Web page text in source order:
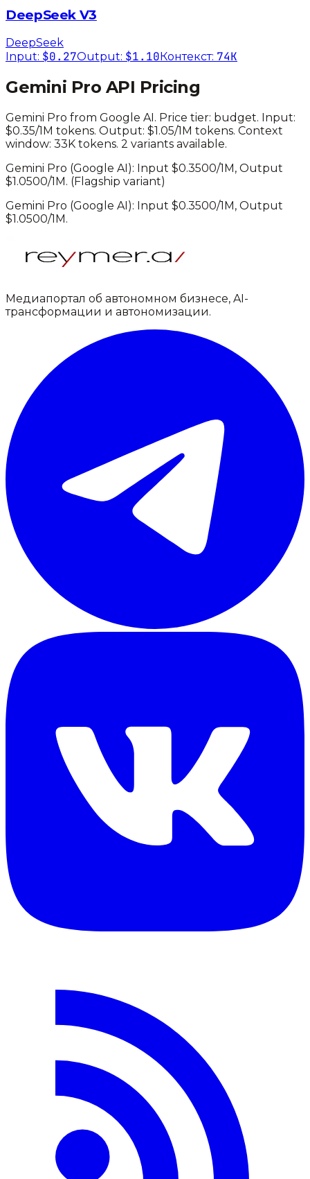
DeepSeek V3
DeepSeek
Input: $0.27Output: $1.10 Контекст: 74K
Gemini Pro API Pricing
Gemini Pro from Google AI. Price tier: budget. Input:
$0.35/1M tokens. Output: $1.05/1M tokens. Context
window: 33K tokens. 2 variants available.
Gemini Pro (Google AI): Input $0.3500/1M, Output
$1.0500/1M. (Flagship variant)
Gemini Pro (Google AI): Input $0.3500/1M, Output
$1.0500/1M.
Медиапортал об автономном бизнесе, AI-
трансформации и автономизации.